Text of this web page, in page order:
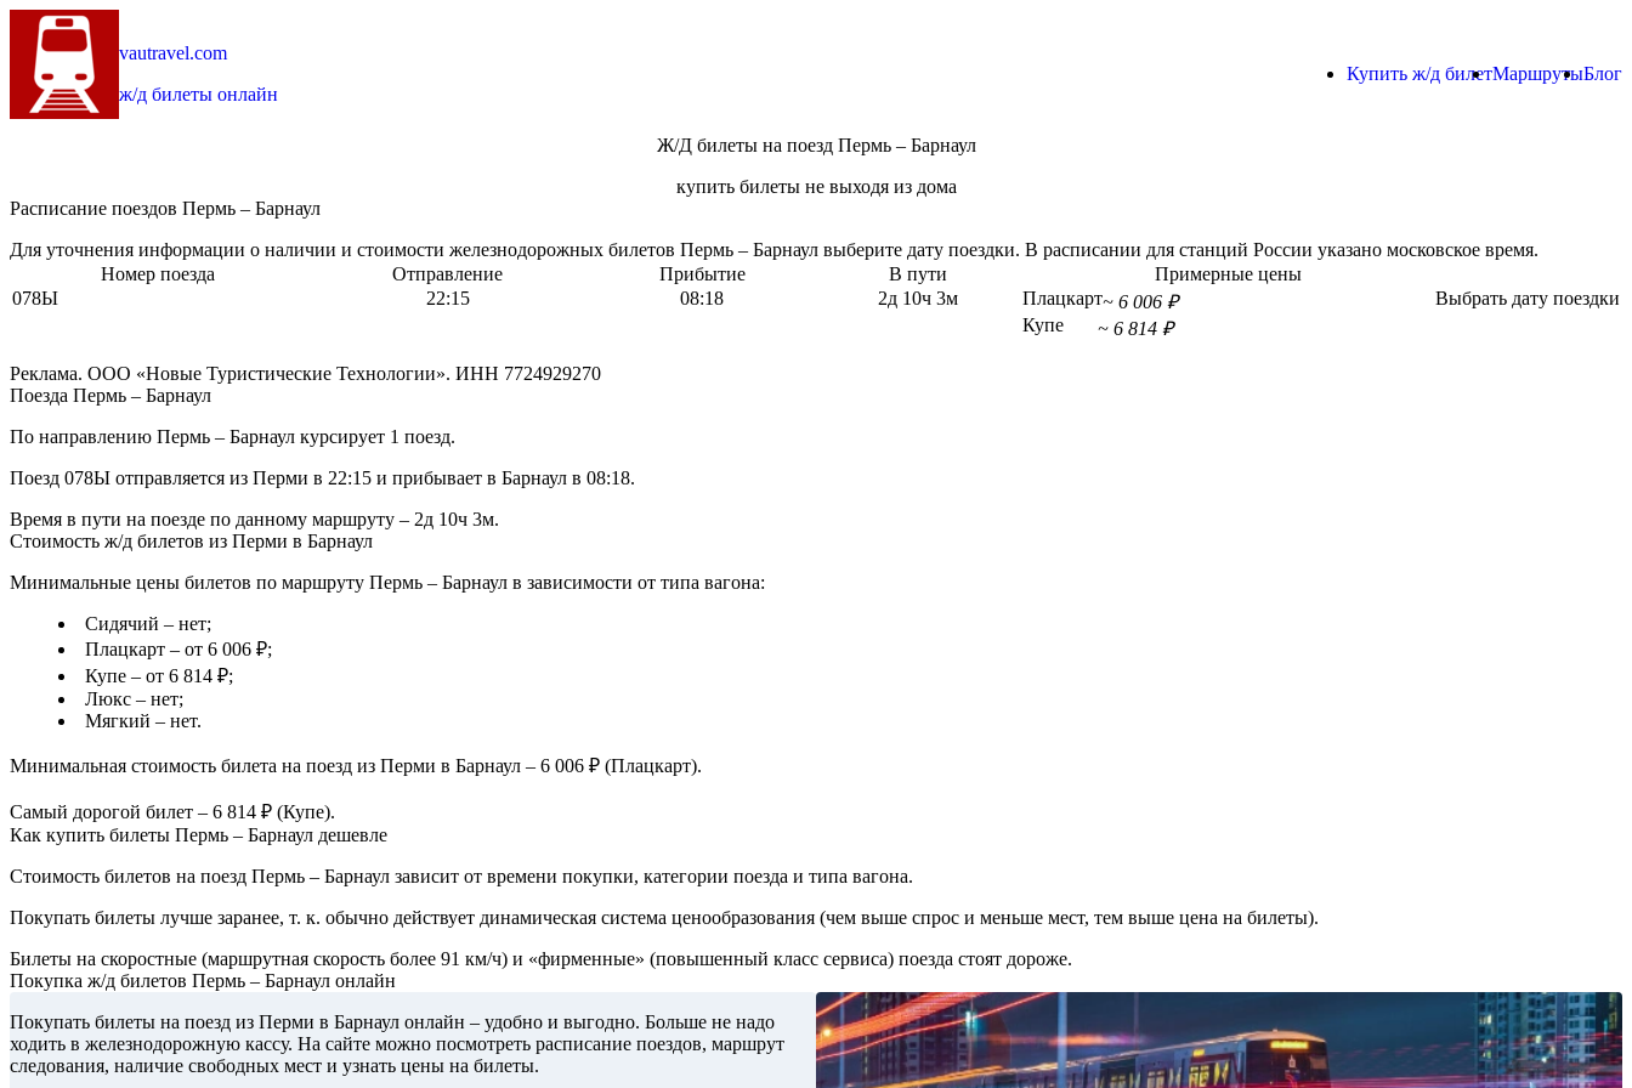
vautravel.com
ж/д билеты онлайн
Купить ж/д билетМаршрутыБлог
Ж/Д билеты на поезд Пермь – Барнаул
купить билеты не выходя из дома
Расписание поездов Пермь – Барнаул
Для уточнения информации о наличии и стоимости железнодорожных билетов Пермь – Барнаул выберите дату поездки. В расписании для станций России указано московское время.
Номер поезда
Отправление Прибытие В пути
Примерные цены
078Ы
22:15 08:18 2д 10ч 3м Плацкарт~ 6 006 ₽
Купе
~ 6 814 ₽
Выбрать дату поездки
Реклама. ООО «Новые Туристические Технологии». ИНН 7724929270
Поезда Пермь – Барнаул
По направлению Пермь – Барнаул курсирует 1 поезд.
Поезд 078Ы отправляется из Перми в 22:15 и прибывает в Барнаул в 08:18.
Время в пути на поезде по данному маршруту – 2д 10ч 3м.
Стоимость ж/д билетов из Перми в Барнаул
Минимальные цены билетов по маршруту Пермь – Барнаул в зависимости от типа вагона:
Сидячий – нет;
Плацкарт – от 6 006 ₽;
Купе – от 6 814 ₽;
Люкс – нет;
Мягкий – нет.
Минимальная стоимость билета на поезд из Перми в Барнаул – 6 006 ₽ (Плацкарт).
Самый дорогой билет – 6 814 ₽ (Купе).
Как купить билеты Пермь – Барнаул дешевле
Стоимость билетов на поезд Пермь – Барнаул зависит от времени покупки, категории поезда и типа вагона.
Покупать билеты лучше заранее, т. к. обычно действует динамическая система ценообразования (чем выше спрос и меньше мест, тем выше цена на билеты).
Билеты на скоростные (маршрутная скорость более 91 км/ч) и «фирменные» (повышенный класс сервиса) поезда стоят дороже.
Покупка ж/д билетов Пермь – Барнаул онлайн
Покупать билеты на поезд из Перми в Барнаул онлайн – удобно и выгодно. Больше не надо
ходить в железнодорожную кассу. На сайте можно посмотреть расписание поездов, маршрут
следования, наличие свободных мест и узнать цены на билеты.